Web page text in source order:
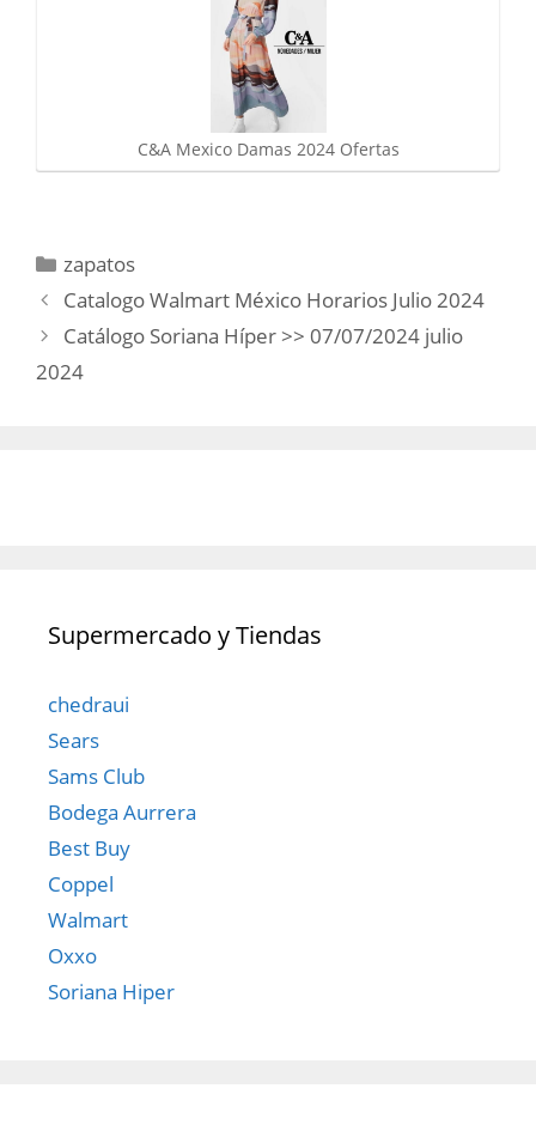
C&A Mexico Damas 2024 Ofertas
Categorías
zapatos
Catalogo Walmart México Horarios Julio 2024
Catálogo Soriana Híper >> 07/07/2024 julio
2024
Supermercado y Tiendas
chedraui
Sears
Sams Club
Bodega Aurrera
Best Buy
Coppel
Walmart
Oxxo
Soriana Hiper